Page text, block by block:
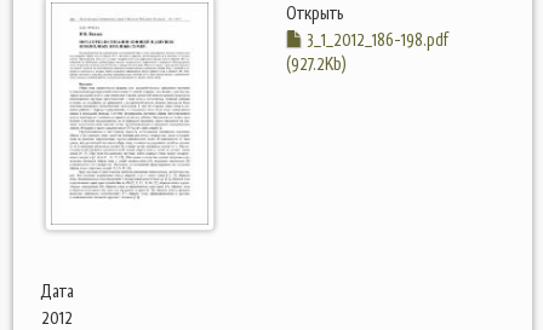
Открыть
3_1_2012_186-198.pdf
(927.2Kb)
Дата
2012